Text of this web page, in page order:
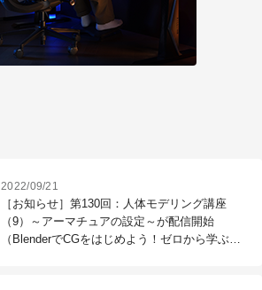
2022/09/21
［お知らせ］第130回：人体モデリング講座
（9）～アーマチュアの設定～が配信開始
（BlenderでCGをはじめよう！ゼロから学ぶ